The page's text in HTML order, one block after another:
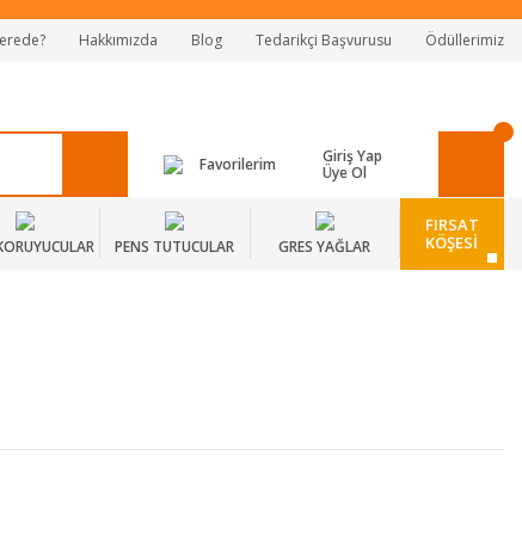
Hakkımızda Blog Tedarikçi Başvurusu Ödüllerimiz
Favorilerim
Giriş Yap
Üye Ol
PENS TUTUCULAR GRES YAĞLAR
FIRSAT
KÖŞESİ